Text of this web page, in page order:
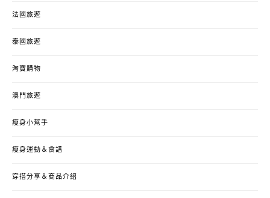
法國旅遊
泰國旅遊
淘寶購物
澳門旅遊
瘦身小幫手
瘦身運動＆食譜
穿搭分享＆商品介紹